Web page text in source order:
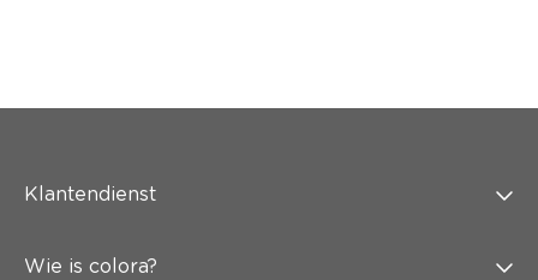
Klantendienst
Wie is colora?